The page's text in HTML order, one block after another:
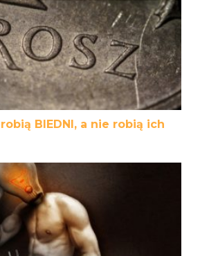
BIEDNI, a nie robią ich BOGACI
BIEDNI, a nie robią ich
w sprzedaży, które kontrolują